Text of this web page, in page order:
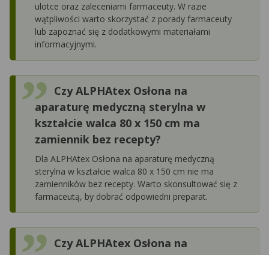
ulotce oraz zaleceniami farmaceuty. W razie
wątpliwości warto skorzystać z porady farmaceuty
lub zapoznać się z dodatkowymi materiałami
informacyjnymi.
Czy ALPHAtex Osłona na
aparaturę medyczną sterylna w
kształcie walca 80 x 150 cm ma
zamiennik bez recepty?
Dla ALPHAtex Osłona na aparaturę medyczną
sterylna w kształcie walca 80 x 150 cm nie ma
zamienników bez recepty. Warto skonsultować się z
farmaceutą, by dobrać odpowiedni preparat.
Czy ALPHAtex Osłona na